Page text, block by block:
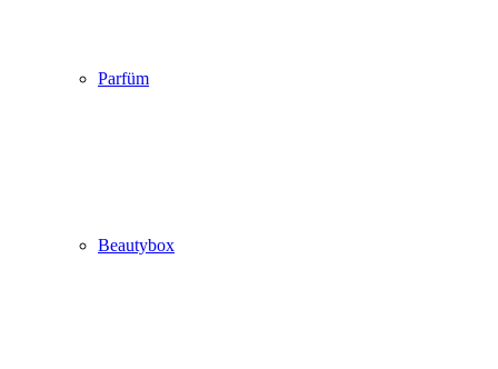
Parfüm
Beautybox